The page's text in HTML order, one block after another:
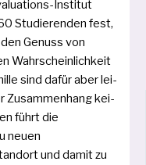
Institut
Studierenden fest,
Genuss von
Wahrscheinlichkeit
sind dafür aber lei­
Zusammenhang kei­
führt die
neu­en
und damit zu